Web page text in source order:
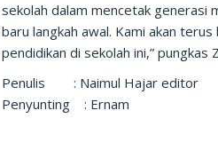
sekolah dalam mencetak generasi
baru langkah awal. Kami akan
pendidikan di sekolah ini,” pungkas
Penulis : Naimul Hajar editor
Penyunting : Ernam